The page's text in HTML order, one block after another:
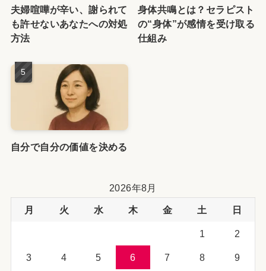
夫婦喧嘩が辛い、謝られて
も許せないあなたへの対処
方法
身体共鳴とは？セラピスト
の“身体”が感情を受け取る
仕組み
自分で自分の価値を決める
2026年8月
月 火 水 木 金 土 日
1 2
3 4 5 6 7 8 9